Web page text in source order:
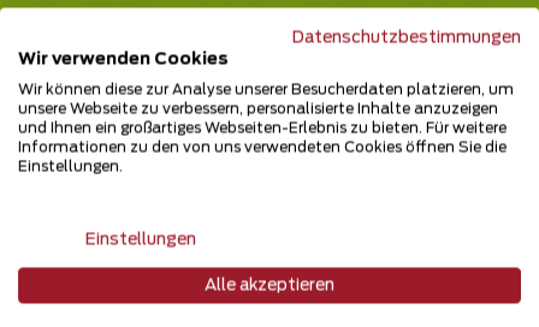
Bitte wählen
Wie sind Sie auf uns aufmerksam geworden?
Datenschutzbestimmungen
Wir verwenden Cookies
Wir können diese zur Analyse unserer Besucherdaten platzieren, um
unsere Webseite zu verbessern, personalisierte Inhalte anzuzeigen
und Ihnen ein großartiges Webseiten-Erlebnis zu bieten. Für weitere
Informationen zu den von uns verwendeten Cookies öffnen Sie die
Einstellungen.
Einstellungen
Alle akzeptieren